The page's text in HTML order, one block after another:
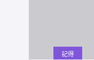
記得